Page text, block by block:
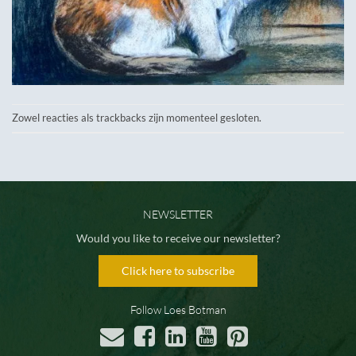
Zowel reacties als trackbacks zijn momenteel gesloten.
NEWSLETTER
Would you like to receive our newsletter?
Click here to subscribe
Follow Loes Botman